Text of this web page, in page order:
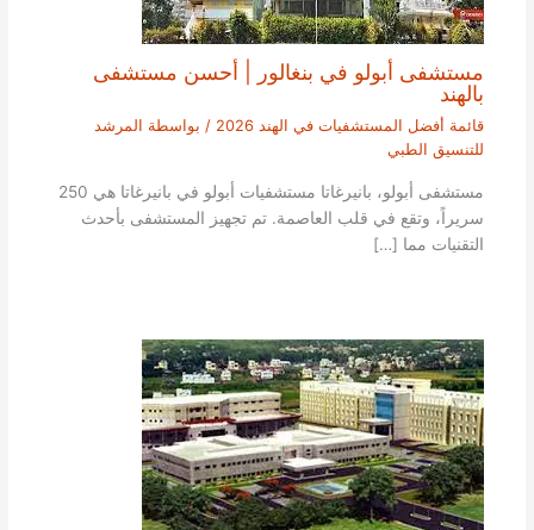
مستشفى أبولو في بنغالور | أحسن مستشفى
بالهند
قائمة أفضل المستشفيات في الهند 2026 / بواسطة المرشد
للتنسيق الطبي
مستشفى أبولو، بانيرغاتا مستشفيات أبولو في بانيرغاتا هي 250
سريراً، وتقع في قلب العاصمة. تم تجهيز المستشفى بأحدث
التقنيات مما […]